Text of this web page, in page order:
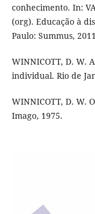
conhecimento. In:
(org). Educação à
Paulo: Summus,
WINNICOTT, D. W.
individual. Rio de
WINNICOTT, D. W.
Imago, 1975.